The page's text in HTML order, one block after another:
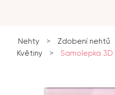
Nehty > Zdobení nehtů
Květiny
> Samolepka